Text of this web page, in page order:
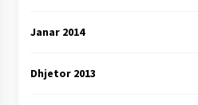
Janar 2014
Dhjetor 2013